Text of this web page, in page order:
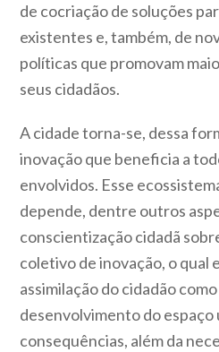
de cocriação de soluções
existentes e, também, de
políticas que promovam
seus cidadãos.
A cidade torna-se, dessa
inovação que beneficia a
envolvidos. Esse
depende, dentre outros
conscientização cidadã
coletivo de inovação, o qual
assimilação do cidadão
desenvolvimento do espaço
consequências, além da